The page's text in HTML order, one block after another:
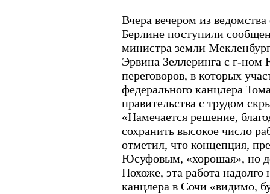
Вчера вечером из
Берлине поступили
министра земли
Эрвина Зеллеринга с г-
переговоров, в которых
федерального канцлера
правительства с трудом
«Намечается решение,
сохранить высокое число
отметил, что концепция,
Юсуфовым, «хорошая», но
Похоже, эта работа надолго
канцлера в Сочи «видимо,